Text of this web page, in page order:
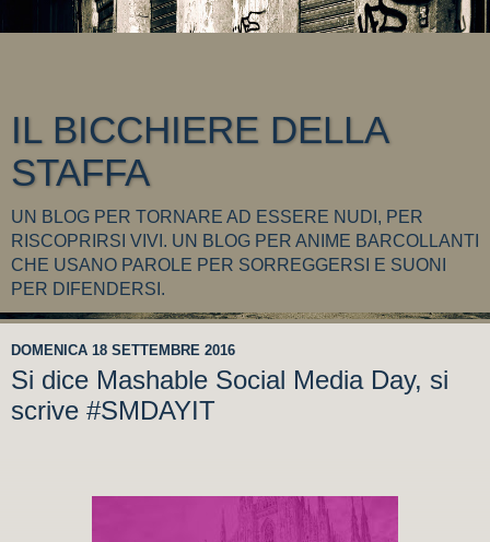
IL BICCHIERE DELLA
STAFFA
UN BLOG PER TORNARE AD ESSERE NUDI, PER
RISCOPRIRSI VIVI. UN BLOG PER ANIME BARCOLLANTI
CHE USANO PAROLE PER SORREGGERSI E SUONI
PER DIFENDERSI.
DOMENICA 18 SETTEMBRE 2016
Si dice Mashable Social Media Day, si
scrive #SMDAYIT